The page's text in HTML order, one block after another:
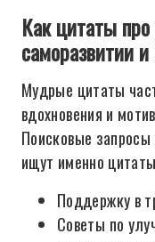
Как цитаты
саморазвитии
Мудрые цитаты
вдохновения и
Поисковые
ищут именно
Поддержку в
Советы по